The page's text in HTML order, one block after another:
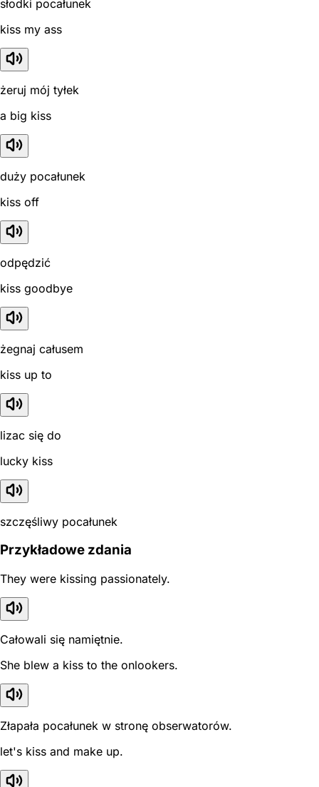
słodki pocałunek
kiss my ass
żeruj mój tyłek
a big kiss
duży pocałunek
kiss off
odpędzić
kiss goodbye
żegnaj całusem
kiss up to
lizac się do
lucky kiss
szczęśliwy pocałunek
Przykładowe zdania
They were kissing passionately.
Całowali się namiętnie.
She blew a kiss to the onlookers.
Złapała pocałunek w stronę obserwatorów.
let's kiss and make up.